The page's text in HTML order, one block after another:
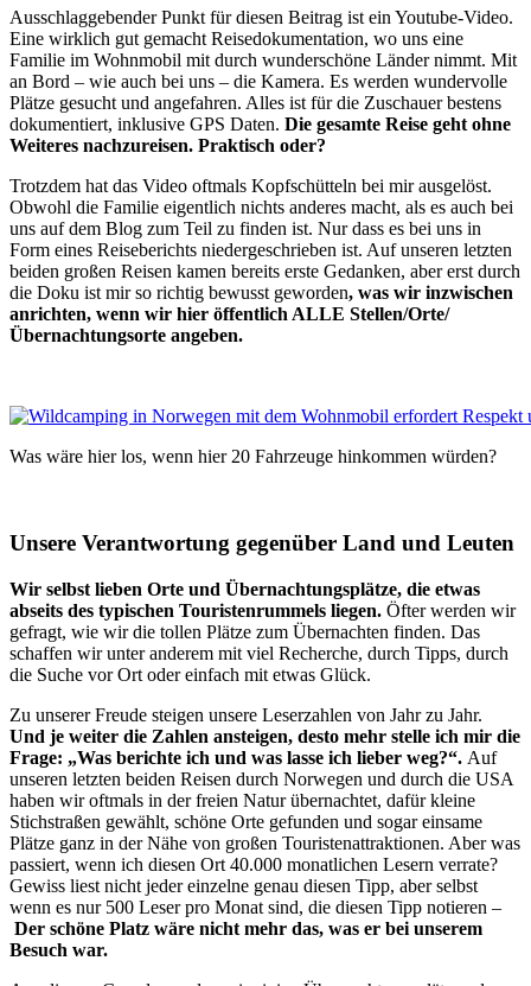
Ausschlaggebender Punkt für diesen Beitrag ist ein Youtube-Video.
Eine wirklich gut gemacht Reisedokumentation, wo uns eine
Familie im Wohnmobil mit durch wunderschöne Länder nimmt. Mit
an Bord – wie auch bei uns – die Kamera. Es werden wundervolle
Plätze gesucht und angefahren. Alles ist für die Zuschauer bestens
dokumentiert, inklusive GPS Daten. Die gesamte Reise geht ohne
Weiteres nachzureisen. Praktisch oder?
Trotzdem hat das Video oftmals Kopfschütteln bei mir ausgelöst.
Obwohl die Familie eigentlich nichts anderes macht, als es auch bei
uns auf dem Blog zum Teil zu finden ist. Nur dass es bei uns in
Form eines Reiseberichts niedergeschrieben ist. Auf unseren letzten
beiden großen Reisen kamen bereits erste Gedanken, aber erst durch
die Doku ist mir so richtig bewusst geworden, was wir inzwischen
anrichten, wenn wir hier öffentlich ALLE Stellen/Orte/
Übernachtungsorte angeben.
Was wäre hier los, wenn hier 20 Fahrzeuge hinkommen würden?
Unsere Verantwortung gegenüber Land und Leuten
Wir selbst lieben Orte und Übernachtungsplätze, die etwas
abseits des typischen Touristenrummels liegen. Öfter werden wir
gefragt, wie wir die tollen Plätze zum Übernachten finden. Das
schaffen wir unter anderem mit viel Recherche, durch Tipps, durch
die Suche vor Ort oder einfach mit etwas Glück.
Zu unserer Freude steigen unsere Leserzahlen von Jahr zu Jahr.
Und je weiter die Zahlen ansteigen, desto mehr stelle ich mir die
Frage: „Was berichte ich und was lasse ich lieber weg?“. Auf
unseren letzten beiden Reisen durch Norwegen und durch die USA
haben wir oftmals in der freien Natur übernachtet, dafür kleine
Stichstraßen gewählt, schöne Orte gefunden und sogar einsame
Plätze ganz in der Nähe von großen Touristenattraktionen. Aber was
passiert, wenn ich diesen Ort 40.000 monatlichen Lesern verrate?
Gewiss liest nicht jeder einzelne genau diesen Tipp, aber selbst
wenn es nur 500 Leser pro Monat sind, die diesen Tipp notieren –
Der schöne Platz wäre nicht mehr das, was er bei unserem
Besuch war.